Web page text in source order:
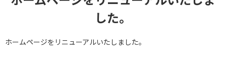
した。
ホームページをリニューアルいたしました。